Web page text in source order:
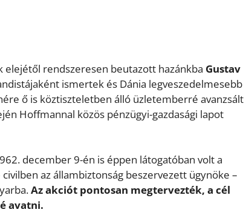
rendszeresen beutazott hazánkba Gustav
ismertek és Dánia legveszedelmesebb
ő is köztiszteletben álló üzletemberré avanzsált
Hoffmannal közös pénzügyi-gazdasági lapot
december 9-én is éppen látogatóban volt a
az állambiztonság beszervezett ügynöke –
Az akciót pontosan megtervezték, a cél
avatni.